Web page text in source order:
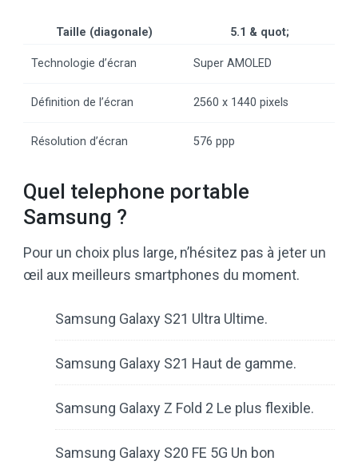
Taille (diagonale) 5.1 & quot;
Technologie d’écran Super AMOLED
Définition de l’écran 2560 x 1440 pixels
Résolution d’écran 576 ppp
Quel telephone portable
Samsung ?
Pour un choix plus large, n’hésitez pas à jeter un
œil aux meilleurs smartphones du moment.
Samsung Galaxy S21 Ultra Ultime.
Samsung Galaxy S21 Haut de gamme.
Samsung Galaxy Z Fold 2 Le plus flexible.
Samsung Galaxy S20 FE 5G Un bon